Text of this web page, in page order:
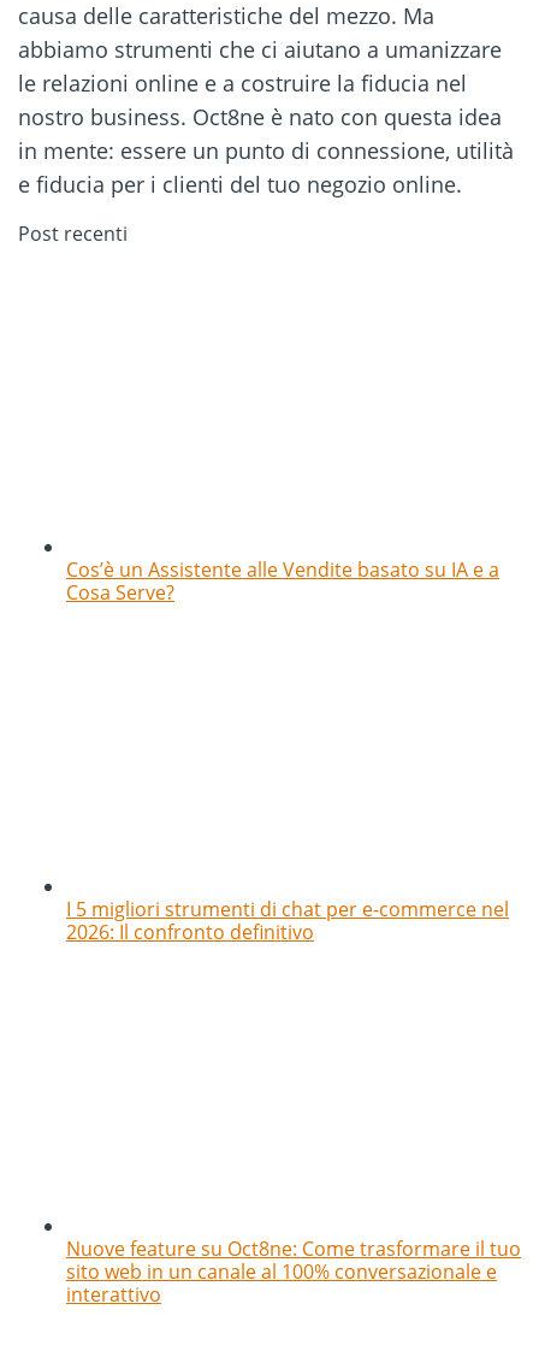
causa delle caratteristiche del mezzo. Ma
abbiamo strumenti che ci aiutano a umanizzare
le relazioni online e a costruire la fiducia nel
nostro business. Oct8ne è nato con questa idea
in mente: essere un punto di connessione, utilità
e fiducia per i clienti del tuo negozio online.
Post recenti
Cos’è un Assistente alle Vendite basato su IA e a
Cosa Serve?
I 5 migliori strumenti di chat per e-commerce nel
2026: Il confronto definitivo
Nuove feature su Oct8ne: Come trasformare il tuo
sito web in un canale al 100% conversazionale e
interattivo